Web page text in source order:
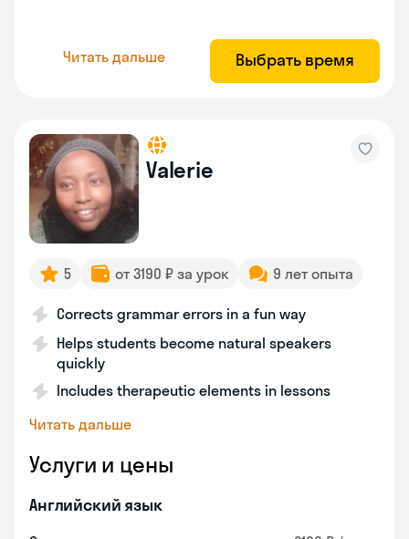
Читать дальше Выбрать время
Valerie
5 от 3190 ₽ за урок 9 лет опыта
Corrects grammar errors in a fun way
Helps students become natural speakers
quickly
Includes therapeutic elements in lessons
Читать дальше
Услуги и цены
Английский язык